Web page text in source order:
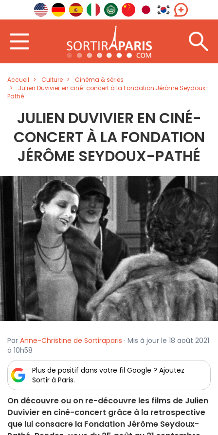
Accueil Culture
Cinéma & séries
Julien Duvivier en ciné-concert à la Fondation Jérôme Seydoux-
Pathé
JULIEN DUVIVIER EN CINÉ-
CONCERT À LA FONDATION
JÉRÔME SEYDOUX-PATHÉ
Par Anne-Christine de Sortiraparis · Mis à jour le 18 août 2021
à 10h58
Plus de positif dans votre fil Google ? Ajoutez
Sortir à Paris.
On découvre ou on re-découvre les films de Julien
Duvivier en ciné-concert grâce à la retrospective
que lui consacre la Fondation Jérôme Seydoux-